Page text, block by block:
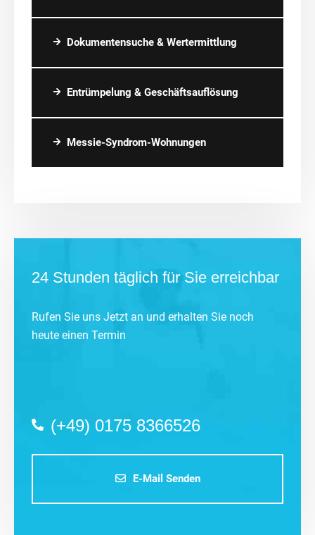
Dokumentensuche & Wertermittlung
Entrümpelung & Geschäftsauflösung
Messie-Syndrom-Wohnungen
24 Stunden täglich für Sie erreichbar
Rufen Sie uns Jetzt an und erhalten Sie noch
heute einen Termin
(+49) 0175 8366526
E-Mail Senden